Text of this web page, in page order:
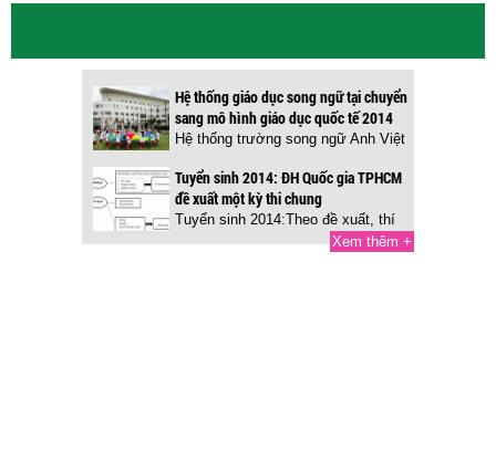
Hệ thống giáo dục song ngữ tại chuyển
sang mô hình giáo dục quốc tế 2014
Hệ thống trường song ngữ Anh Việt
Tuyển sinh 2014: ĐH Quốc gia TPHCM
đề xuất một kỳ thi chung
Tuyển sinh 2014:Theo đề xuất, thí
sinh phải thi hai môn công cụ là...
Xem thêm +